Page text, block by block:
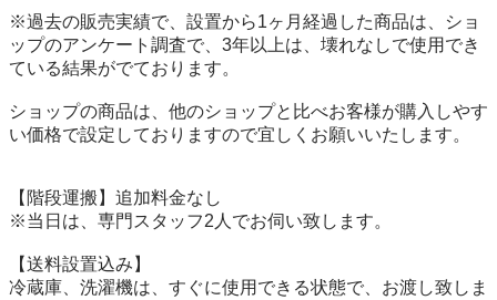
※過去の販売実績で、設置から1ヶ月経過した商品は、ショ
ップのアンケート調査で、3年以上は、壊れなしで使用でき
ている結果がでております。
ショップの商品は、他のショップと比べお客様が購入しやす
い価格で設定しておりますので宜しくお願いいたします。
【階段運搬】追加料金なし
※当日は、専門スタッフ2人でお伺い致します。
【送料設置込み】
冷蔵庫、洗濯機は、すぐに使用できる状態で、お渡し致しま